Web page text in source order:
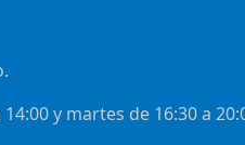
y martes de 16:30 a